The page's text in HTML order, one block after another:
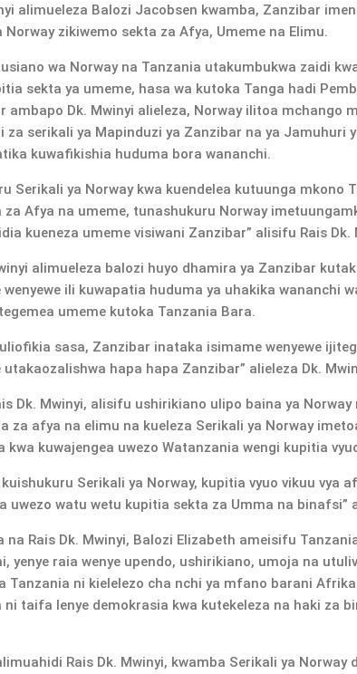
alimueleza Balozi Jacobsen kwamba, Zanzibar
Norway zikiwemo sekta za Afya, Umeme na Elimu.
wa Norway na Tanzania utakumbukwa zaidi
sekta ya umeme, hasa wa kutoka Tanga hadi
ambapo Dk. Mwinyi alieleza, Norway ilitoa mchango
za serikali ya Mapinduzi ya Zanzibar na ya Jamuhuri
kuwafikishia huduma bora wananchi.
Serikali ya Norway kwa kuendelea kutuunga mkono
za Afya na umeme, tunashukuru Norway
kueneza umeme visiwani Zanzibar” alisifu Rais Dk.
alimueleza balozi huyo dhamira ya Zanzibar
wenyewe ili kuwapatia huduma ya uhakika wananchi
umeme kutoka Tanzania Bara.
sasa, Zanzibar inataka isimame wenyewe
utakaozalishwa hapa hapa Zanzibar” alieleza Dk.
Dk. Mwinyi, alisifu ushirikiano ulipo baina ya Norway
za afya na elimu na kueleza Serikali ya Norway
kwa kuwajengea uwezo Watanzania wengi kupitia
Serikali ya Norway, kupitia vyuo vikuu vya
uwezo watu wetu kupitia sekta za Umma na binafsi”
na Rais Dk. Mwinyi, Balozi Elizabeth ameisifu
yenye raia wenye upendo, ushirikiano, umoja na
Tanzania ni kielelezo cha nchi ya mfano barani
ni taifa lenye demokrasia kwa kutekeleza na haki za
Rais Dk. Mwinyi, kwamba Serikali ya Norway